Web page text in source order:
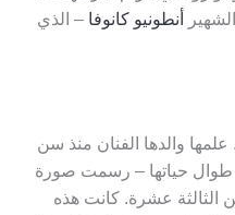
أنطونيو كانوفا – الذي
والدها الفنان منذ سن
طوال حياتها – رسمت صورة
الثالثة عشرة. كانت هذه